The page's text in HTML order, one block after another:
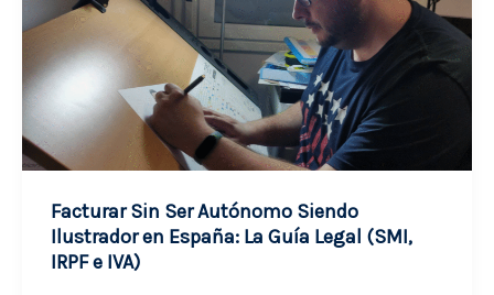
Dejar
de
Cobrar
50€):
La
FE
que
Necesitas
y
Facturar Sin Ser Autónomo Siendo
Ilustrador en España: La Guía Legal (SMI,
IRPF e IVA)